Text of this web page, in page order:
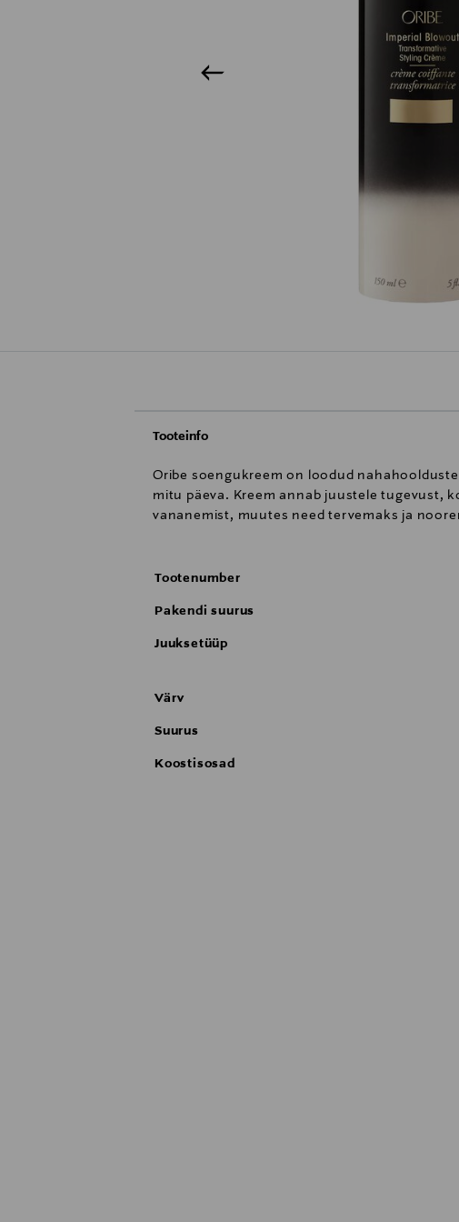
Tooteinfo
Oribe soengukreem on loodud
mitu päeva. Kreem annab juustele tugevust,
vananemist, muutes need tervemaks ja
Tootenumber
Pakendi suurus
Juuksetüüp
Värv
Suurus
Koostisosad